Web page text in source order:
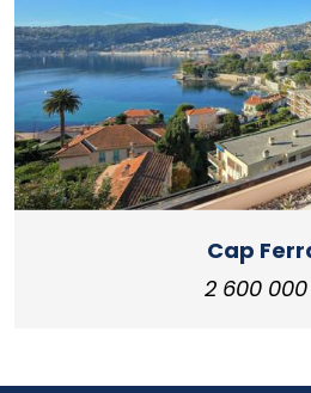
Cap
2 600